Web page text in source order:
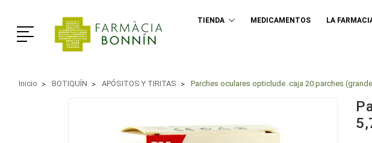
Menú
TIENDA MEDICAMENTOS LA
Inicio BOTIQUÍN APÓSITOS Y TIRITAS Parches oculares opticlude. caja 20 parches